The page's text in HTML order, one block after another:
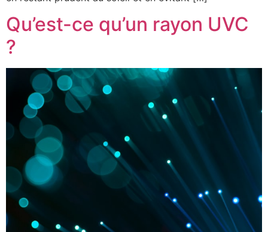
Qu’est-ce qu’un rayon UVC
?